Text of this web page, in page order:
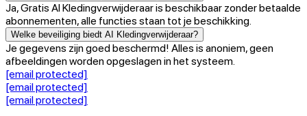
Ja, Gratis AI Kledingverwijderaar is beschikbaar zonder betaalde
abonnementen, alle functies staan tot je beschikking.
Welke beveiliging biedt AI Kledingverwijderaar?
Je gegevens zijn goed beschermd! Alles is anoniem, geen
afbeeldingen worden opgeslagen in het systeem.
[email protected]
[email protected]
[email protected]